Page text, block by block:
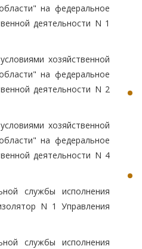
на федеральное
деятельности N 1
хозяйственной
на федеральное
деятельности N 2
хозяйственной
на федеральное
деятельности N 4
службы исполнения
N 1 Управления
службы исполнения